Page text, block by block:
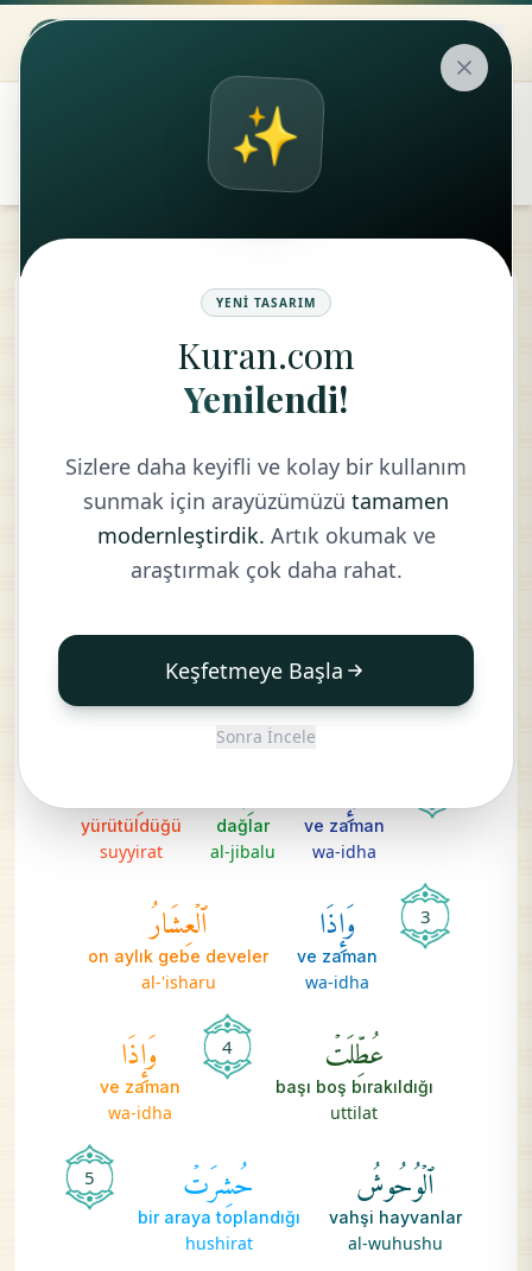
Tekvir Suresi
KELIME MEALI
إِذَا
zaman
ٱلشَّمۡسُ
güneş
كُوِّرَتۡ
büzüldüğü
kuwwirat
وَإِذَا
wa-idha
ٱلنُّجُومُ
al-nujumu
ٱنكَدَرَتۡ
inkadarat
ve zaman
wa-idha
dağlar
al-jibalu
yürütüldüğü
suyyirat
3 وَإِذَا
ve zaman
wa-idha
ٱلۡعِشَارُ
on aylık gebe develer
al-'isharu
عُطِّلَتۡ
başı boş bırakıldığı
uttilat
4 وَإِذَا
ve zaman
wa-idha
ٱلۡوُحُوشُ
vahşi hayvanlar
al-wuhushu
حُشِرَتۡ
bir araya toplandığı
hushirat
5
✨
YENI TASARIM
Kuran.com
Yenilendi!
Sizlere daha keyifli ve kolay bir kullanım
sunmak için arayüzümüzü tamamen
modernleştirdik. Artık okumak ve
araştırmak çok daha rahat.
Keşfetmeye Başla
Sonra İncele